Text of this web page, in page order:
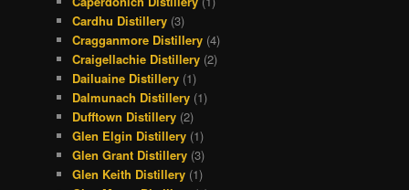
Cardhu Distillery (3)
Cragganmore Distillery (4)
Craigellachie Distillery (2)
Dailuaine Distillery (1)
Dalmunach Distillery (1)
Dufftown Distillery (2)
Glen Elgin Distillery (1)
Glen Grant Distillery (3)
Glen Keith Distillery (1)